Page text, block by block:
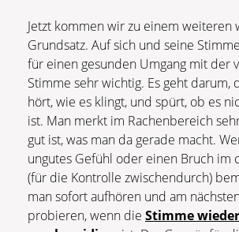
Jetzt kommen wir zu einem weiteren
Grundsatz. Auf sich und seine
für einen gesunden Umgang mit der
Stimme sehr wichtig. Es geht darum,
hört, wie es klingt, und spürt, ob es
ist. Man merkt im Rachenbereich
gut ist, was man da gerade macht.
ungutes Gefühl oder einen Bruch im
(für die Kontrolle zwischendurch)
man sofort aufhören und am
probieren, wenn die Stimme wieder